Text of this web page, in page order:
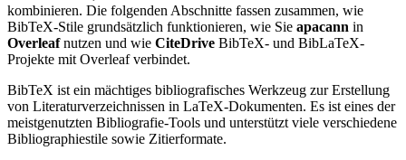
kombinieren. Die folgenden Abschnitte fassen zusammen, wie
BibTeX-Stile grundsätzlich funktionieren, wie Sie apacann in
Overleafnutzen und wie CiteDrive BibTeX- und BibLaTeX-
Projekte mit Overleaf verbindet.
BibTeX ist ein mächtiges bibliografisches Werkzeug zur Erstellung
von Literaturverzeichnissen in LaTeX-Dokumenten. Es ist eines der
meistgenutzten Bibliografie-Tools und unterstützt viele verschiedene
Bibliographiestile sowie Zitierformate.